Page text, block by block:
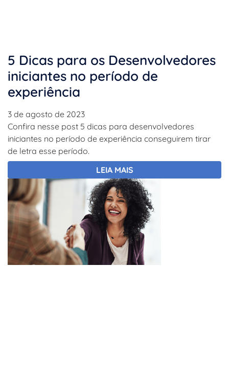
5 Dicas para os Desenvolvedores
iniciantes no período de
experiência
3 de agosto de 2023
Confira nesse post 5 dicas para desenvolvedores
iniciantes no período de experiência conseguirem tirar
de letra esse período.
LEIA MAIS